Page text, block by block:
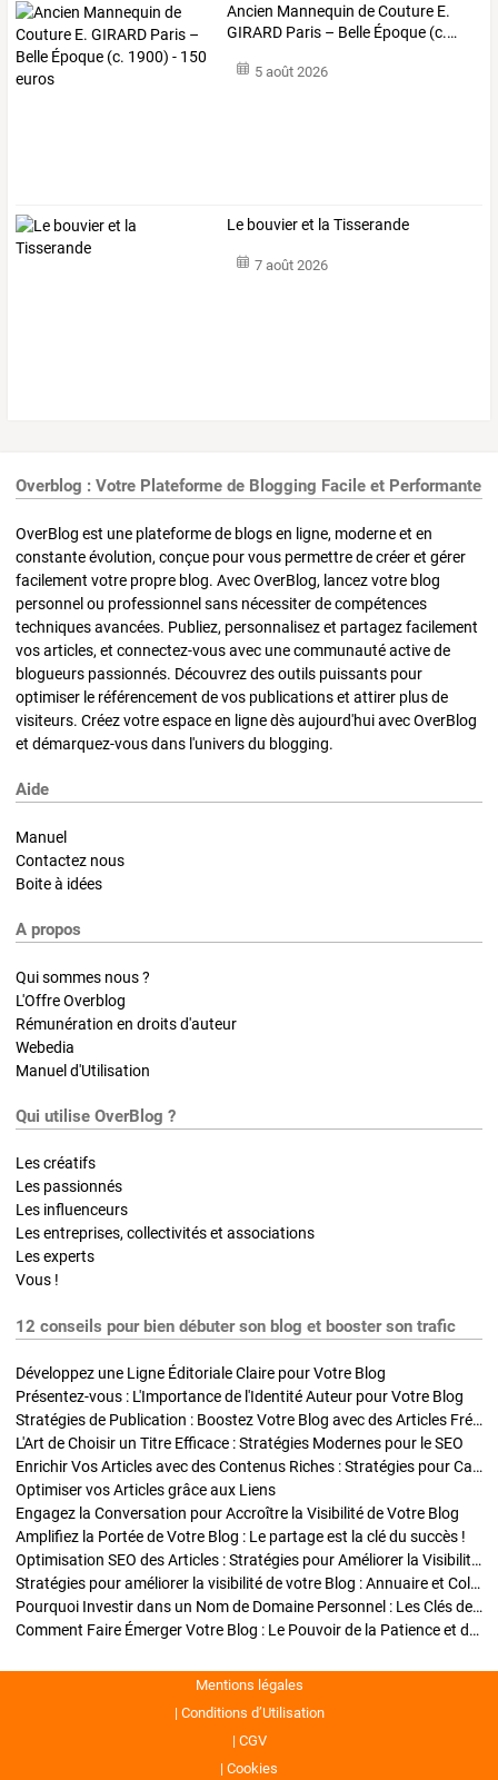
Ancien Mannequin deCouture E.
GIRARD Paris – Belle Époque (c.…
5 août 2026
Le bouvier et la Tisserande
7 août 2026
Overblog : Votre Plateforme de Blogging Facile et Performante
OverBlog est une plateforme de blogs en ligne, moderne et en
constante évolution, conçue pour vous permettre de créer et gérer
facilement votre propre blog. Avec OverBlog, lancez votre blog
personnel ou professionnel sans nécessiter de compétences
techniques avancées. Publiez, personnalisez et partagez facilement
vos articles, et connectez-vous avec une communauté active de
blogueurs passionnés. Découvrez des outils puissants pour
optimiser le référencement de vos publications et attirer plus de
visiteurs. Créez votre espace en ligne dès aujourd'hui avec OverBlog
et démarquez-vous dans l'univers du blogging.
Aide
Manuel
Contactez nous
Boite à idées
A propos
Qui sommes nous ?
L'Offre Overblog
Rémunération en droits d'auteur
Webedia
Manuel d'Utilisation
Qui utilise OverBlog ?
Les créatifs
Les passionnés
Les influenceurs
Les entreprises, collectivités et associations
Les experts
Vous !
12 conseils pour bien débuter son blog et booster son trafic
Développez une Ligne Éditoriale Claire pour Votre Blog
Présentez-vous : L'Importance de l'Identité Auteur pour Votre Blog
Stratégies de Publication : Boostez Votre Blog avec des Articles Fréquents et Exclusifs
L'Art de Choisir un Titre Efficace : Stratégies Modernes pour le SEO
Enrichir Vos Articles avec des Contenus Riches : Stratégies pour Captiver et Optimiser
Optimiser vos Articles grâce aux Liens
Engagez la Conversation pour Accroître la Visibilité de Votre Blog
Amplifiez la Portée de Votre Blog : Le partage est la clé du succès !
Optimisation SEO des Articles : Stratégies pour Améliorer la Visibilité de Votre Blog
Stratégies pour améliorer la visibilité de votre Blog : Annuaire et Collaborations
Pourquoi Investir dans un Nom de Domaine Personnel : Les Clés de la Réussite de Votre Blog
Comment Faire Émerger Votre Blog : Le Pouvoir de la Patience et de la Persévérance
Mentions légales
Conditions d’Utilisation
CGV
Cookies